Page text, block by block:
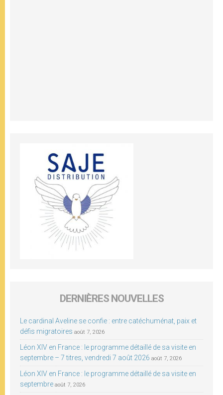
DERNIÈRES NOUVELLES
Le cardinal Aveline se confie : entre catéchuménat, paix et
défis migratoires août 7, 2026
Léon XIV en France : le programme détaillé de sa visite en
septembre – 7 titres, vendredi 7 août 2026 août 7, 2026
Léon XIV en France : le programme détaillé de sa visite en
septembre août 7, 2026